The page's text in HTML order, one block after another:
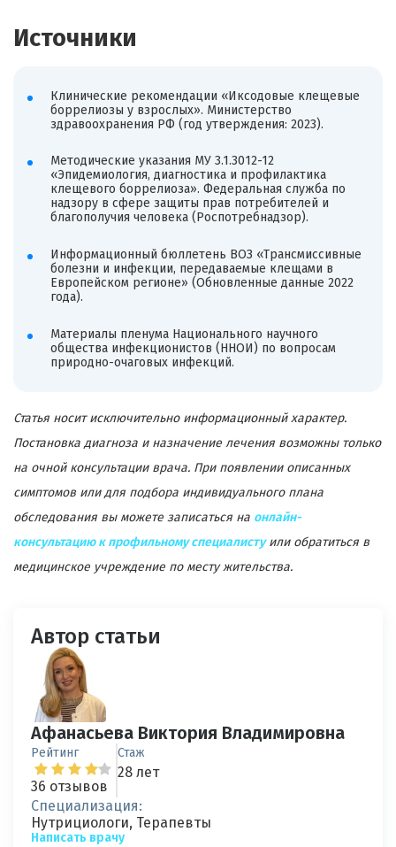
Источники
Клинические рекомендации «Иксодовые клещевые
боррелиозы у взрослых». Министерство
здравоохранения РФ (год утверждения: 2023).
Методические указания МУ 3.1.3012-12
«Эпидемиология, диагностика и профилактика
клещевого боррелиоза». Федеральная служба по
надзору в сфере защиты прав потребителей и
благополучия человека (Роспотребнадзор).
Информационный бюллетень ВОЗ «Трансмиссивные
болезни и инфекции, передаваемые клещами в
Европейском регионе» (Обновленные данные 2022
года).
Материалы пленума Национального научного
общества инфекционистов (ННОИ) по вопросам
природно-очаговых инфекций.
Статья носит исключительно информационный характер.
Постановка диагноза и назначение лечения возможны только
на очной консультации врача. При появлении описанных
симптомов или для подбора индивидуального плана
обследования вы можете записаться на онлайн-
консультацию к профильному специалистуили обратиться в
медицинское учреждение по месту жительства.
Автор статьи
Афанасьева Виктория Владимировна
Рейтинг
36 отзывов
Стаж
28 лет
Специализация:
Нутрициологи, Терапевты
Написать врачу